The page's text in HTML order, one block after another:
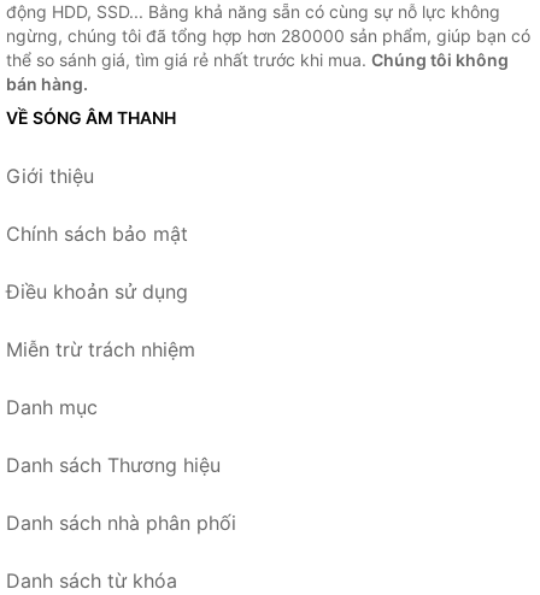
động HDD, SSD... Bằng khả năng sẵn có cùng sự nỗ lực không
ngừng, chúng tôi đã tổng hợp hơn 280000 sản phẩm, giúp bạn có
thể so sánh giá, tìm giá rẻ nhất trước khi mua. Chúng tôi không
bán hàng.
VỀ SÓNG ÂM THANH
Giới thiệu
Chính sách bảo mật
Điều khoản sử dụng
Miễn trừ trách nhiệm
Danh mục
Danh sách Thương hiệu
Danh sách nhà phân phối
Danh sách từ khóa